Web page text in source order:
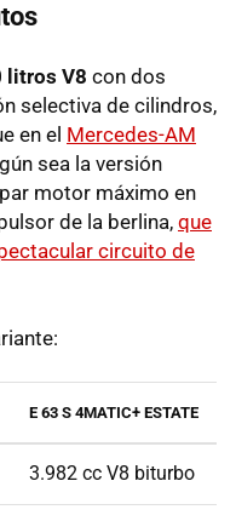
litros V8 con dos
selectiva de cilindros,
en el Mercedes-AM
sea la versión
motor máximo en
de la berlina, que
circuito de
E 63 S 4MATIC+ ESTATE
3.982 cc V8 biturbo